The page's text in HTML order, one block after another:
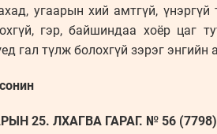
угаарын хий амтгүй, үнэргүй
гэр, байшиндаа хоёр цаг
гал түлж болохгүй зэрэг
25. ЛХАГВА ГАРАГ. № 56 (7798)